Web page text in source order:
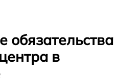
обязательства
в